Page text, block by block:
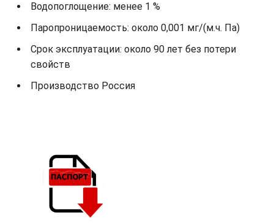
Водопоглощение: менее 1 %
Паропроницаемость: около 0,001 мг/(м.ч. Па)
Срок эксплуатации: около 90 лет без потери
свойств
Производство Россия